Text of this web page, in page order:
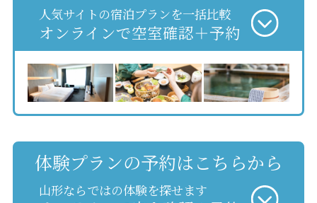
人気サイトの宿泊プランを一括比較
オンラインで空室確認＋予約
体験プランの予約はこちらから
山形ならではの体験を探せます